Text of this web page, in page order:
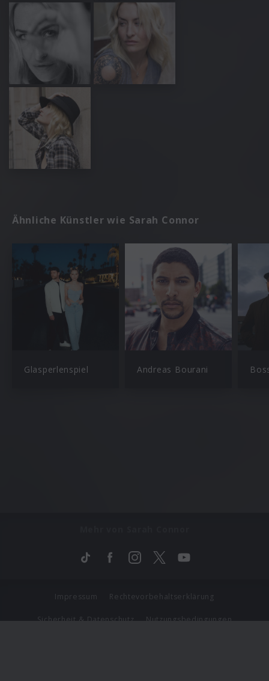
Ähnliche Künstler wie Sarah Connor
Glasperlenspiel Andreas Bourani
Impressum Rechtevorbehaltserklärung
Sicherheit & Datenschutz Nutzungsbedingungen